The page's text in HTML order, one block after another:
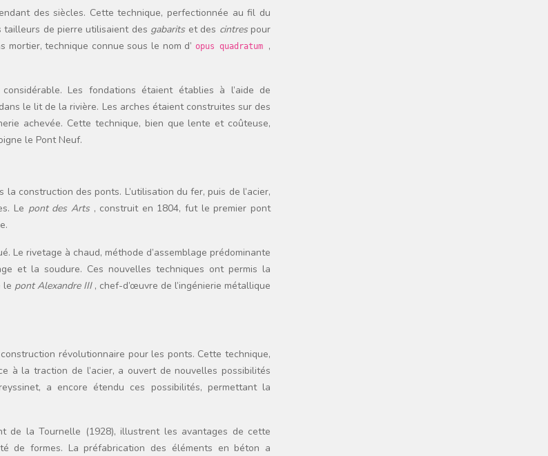
des siècles. Cette technique, perfectionnée au fil du
de pierre utilisaient des gabarits et des cintres pour
mortier, technique connue sous le nom d’ opus quadratum ,
Les fondations étaient établies à l’aide de
le lit de la rivière. Les arches étaient construites sur des
achevée. Cette technique, bien que lente et coûteuse,
le Pont Neuf.
construction des ponts. L’utilisation du fer, puis de l’acier,
Le pont des Arts , construit en 1804, fut le premier pont
Le rivetage à chaud, méthode d’assemblage prédominante
et la soudure. Ces nouvelles techniques ont permis la
le pont Alexandre III , chef-d’œuvre de l’ingénierie métallique
révolutionnaire pour les ponts. Cette technique,
à la traction de l’acier, a ouvert de nouvelles possibilités
a encore étendu ces possibilités, permettant la
de la Tournelle (1928), illustrent les avantages de cette
de formes. La préfabrication des éléments en béton a